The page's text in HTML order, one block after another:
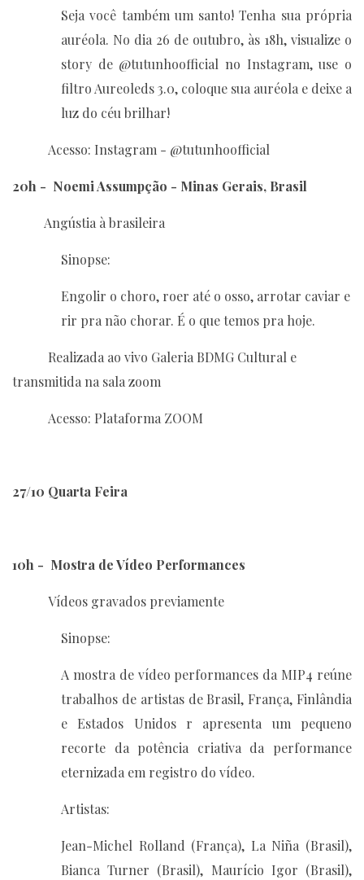
Seja você também um santo! Tenha sua própria
auréola. No dia 26 de outubro, às 18h, visualize o
story de @tutunhoofficial no Instagram, use o
filtro Aureoleds 3.0, coloque sua auréola e deixe a
luz do céu brilhar!
Acesso: Instagram - @tutunhoofficial
20h - Noemi Assumpção - Minas Gerais, Brasil
Angústia à brasileira
Sinopse:
Engolir o choro, roer até o osso, arrotar caviar e
rir pra não chorar. É o que temos pra hoje.
Realizada ao vivo Galeria BDMG Cultural e
transmitida na sala zoom
Acesso: Plataforma ZOOM
27/10 Quarta Feira
10h - Mostra de Vídeo Performances
Vídeos gravados previamente
Sinopse:
A mostra de vídeo performances da MIP4 reúne
trabalhos de artistas de Brasil, França, Finlândia
e Estados Unidos r apresenta um pequeno
recorte da potência criativa da performance
eternizada em registro do vídeo.
Artistas:
Jean-Michel Rolland (França), La Niña (Brasil),
Bianca Turner (Brasil), Maurício Igor (Brasil),